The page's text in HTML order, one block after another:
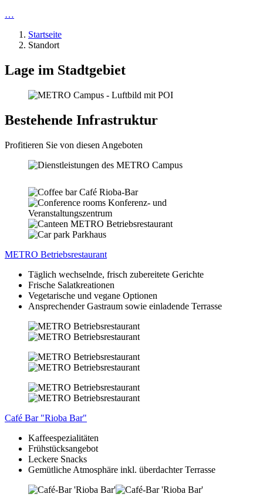
…
Startseite
Standort
Lage im Stadtgebiet
Bestehende Infrastruktur
Profitieren Sie von diesen Angeboten
Café Rioba-Bar
Konferenz- und
Veranstaltungszentrum
METRO Betriebsrestaurant
Parkhaus
METRO Betriebsrestaurant
Täglich wechselnde, frisch zubereitete Gerichte
Frische Salatkreationen
Vegetarische und vegane Optionen
Ansprechender Gastraum sowie einladende Terrasse
Café Bar "Rioba Bar"
Kaffeespezialitäten
Frühstücksangebot
Leckere Snacks
Gemütliche Atmosphäre inkl. überdachter Terrasse